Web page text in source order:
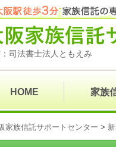
司法書士法人ともえみ
HOME 家族
家族信託サポートセンター >